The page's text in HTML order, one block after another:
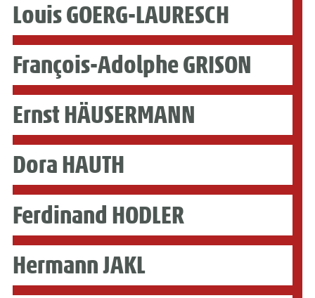
Louis GOERG-LAURESCH
François-Adolphe GRISON
Ernst HÄUSERMANN
Dora HAUTH
Ferdinand HODLER
Hermann JAKL